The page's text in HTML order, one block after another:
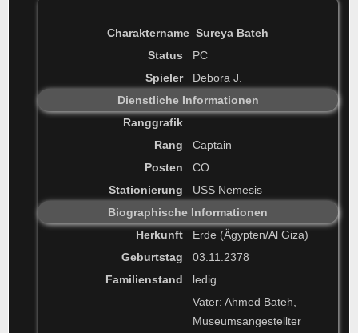
Charaktername Sureya Bateh
Status
PC
Spieler
Debora J.
Dienstliche Informationen
Ranggrafik
Rang
Captain
Posten
CO
Stationierung
USS Nemesis
Biographische Informationen
Herkunft
Erde (Ägypten/Al Giza)
Geburtstag
03.11.2378
Familienstand
ledig
Vater: Ahmed Bateh,
Museumsangestellter